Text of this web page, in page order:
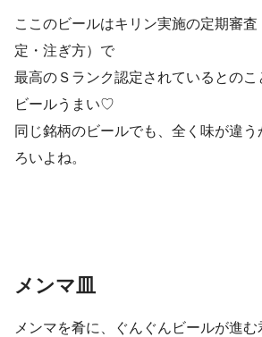
ここのビールはキリン実施の定期審
定・注ぎ方）で
最高のＳランク認定されているとの
ビールうまい♡
同じ銘柄のビールでも、全く味が違
ろいよね。
メンマ皿
メンマを肴に、ぐんぐんビールが進む